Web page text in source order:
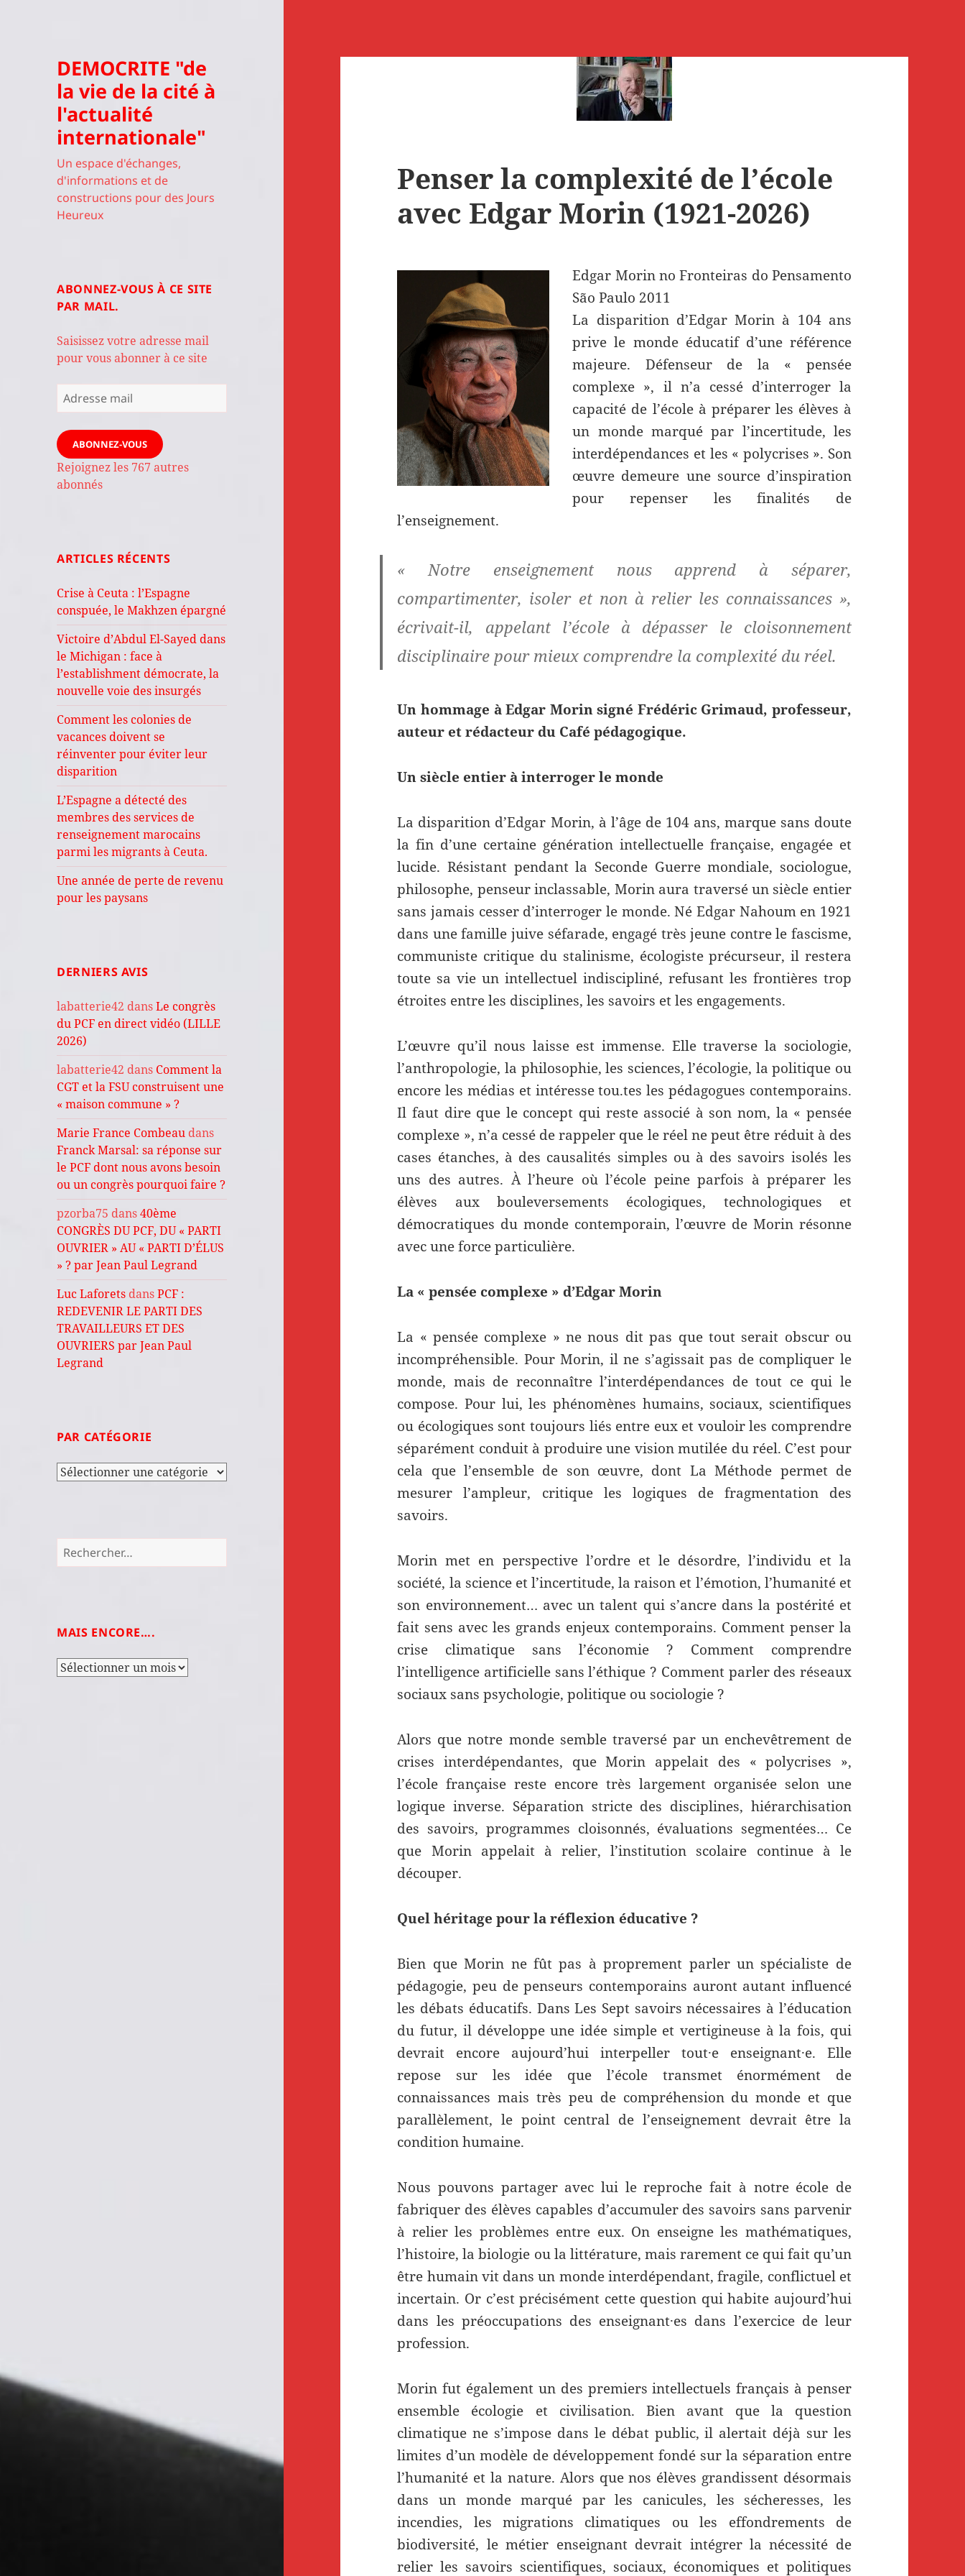
DEMOCRITE "de
la vie de la cité à
l'actualité
internationale"
Un espace d'échanges,
d'informations et de
constructions pour des Jours
Heureux
ABONNEZ-VOUS À CE SITE
PAR MAIL.
Saisissez votre adresse mail
pour vous abonner à ce site
Adresse
mail
ABONNEZ-VOUS
Rejoignez les 767 autres
abonnés
ARTICLES RÉCENTS
Crise à Ceuta : l’Espagne
conspuée, le Makhzen épargné
Victoire d’Abdul El-Sayed dans
le Michigan : face à
l’establishment démocrate, la
nouvelle voie des insurgés
Comment les colonies de
vacances doivent se
réinventer pour éviter leur
disparition
L’Espagne a détecté des
membres des services de
renseignement marocains
parmi les migrants à Ceuta.
Une année de perte de revenu
pour les paysans
DERNIERS AVIS
labatterie42 dansLe congrès
du PCF en direct vidéo (LILLE
2026)
labatterie42 dans Comment la
CGT et la FSU construisent une
« maison commune » ?
Marie France Combeau dans
Franck Marsal: sa réponse sur
le PCF dont nous avons besoin
ou un congrès pourquoi faire ?
pzorba75 dans40ème
CONGRÈS DU PCF, DU « PARTI
OUVRIER » AU « PARTI D’ÉLUS
» ? par Jean Paul Legrand
Luc Laforets dansPCF :
REDEVENIR LE PARTI DES
TRAVAILLEURS ET DES
OUVRIERS par Jean Paul
Legrand
PAR CATÉGORIE
Par
Rechercher :
MAIS ENCORE….
Mais
Penser la complexité de l’école
avec Edgar Morin (1921-2026)
Edgar Morin no Fronteiras do Pensamento
São Paulo 2011
La disparition d’Edgar Morin à 104 ans
prive le monde éducatif d’une référence
majeure. Défenseur de la « pensée
complexe », il n’a cessé d’interroger la
capacité de l’école à préparer les élèves à
un monde marqué par l’incertitude, les
interdépendances et les « polycrises ». Son
œuvre demeure une source d’inspiration
pour repenser les finalités de
l’enseignement.
« Notre enseignement nous apprend à séparer,
compartimenter, isoler et non à relier les connaissances »,
écrivait-il, appelant l’école à dépasser le cloisonnement
disciplinaire pour mieux comprendre la complexité du réel.
Un hommage à Edgar Morin signé Frédéric Grimaud, professeur,
auteur et rédacteur du Café pédagogique.
Un siècle entier à interroger le monde
La disparition d’Edgar Morin, à l’âge de 104 ans, marque sans doute
la fin d’une certaine génération intellectuelle française, engagée et
lucide. Résistant pendant la Seconde Guerre mondiale, sociologue,
philosophe, penseur inclassable, Morin aura traversé un siècle entier
sans jamais cesser d’interroger le monde.Né Edgar Nahoum en 1921
dans une famille juive séfarade, engagé très jeune contre le fascisme,
communiste critique du stalinisme, écologiste précurseur, il restera
toute sa vie un intellectuel indiscipliné, refusant les frontières trop
étroites entre les disciplines, les savoirs et les engagements.
L’œuvre qu’il nous laisse est immense. Elle traverse la sociologie,
l’anthropologie, la philosophie, les sciences, l’écologie, la politique ou
encore les médias et intéresse tou.tes les pédagogues contemporains.
Il faut dire que le concept qui reste associé à son nom, la « pensée
complexe », n’a cessé de rappeler que le réel ne peut être réduit à des
cases étanches, à des causalités simples ou à des savoirs isolés les
uns des autres. À l’heure où l’école peine parfois à préparer les
élèves aux bouleversements écologiques, technologiques et
démocratiques du monde contemporain, l’œuvre de Morin résonne
avec une force particulière.
La « pensée complexe » d’Edgar Morin
La « pensée complexe » ne nous dit pas que tout serait obscur ou
incompréhensible. Pour Morin, il ne s’agissait pas de compliquer le
monde, mais de reconnaître l’interdépendances de tout ce qui le
compose. Pour lui, les phénomènes humains, sociaux, scientifiques
ou écologiques sont toujours liés entre eux et vouloir les comprendre
séparément conduit à produire une vision mutilée du réel. C’est pour
cela que l’ensemble de son œuvre, dont La Méthode permet de
mesurer l’ampleur, critique les logiques de fragmentation des
savoirs.
Morin met en perspective l’ordre et le désordre, l’individu et la
société, la science et l’incertitude, la raison et l’émotion, l’humanité et
son environnement… avec un talent qui s’ancre dans la postérité et
fait sens avec les grands enjeux contemporains. Comment penser la
crise climatique sans l’économie ? Comment comprendre
l’intelligence artificielle sans l’éthique ? Comment parler des réseaux
sociaux sans psychologie, politique ou sociologie ?
Alors que notre monde semble traversé par un enchevêtrement de
crises interdépendantes, que Morin appelait des « polycrises »,
l’école française reste encore très largement organisée selon une
logique inverse. Séparation stricte des disciplines, hiérarchisation
des savoirs, programmes cloisonnés, évaluations segmentées… Ce
que Morin appelait à relier, l’institution scolaire continue à le
découper.
Quel héritage pour la réflexion éducative ?
Bien que Morin ne fût pas à proprement parler un spécialiste de
pédagogie, peu de penseurs contemporains auront autant influencé
les débats éducatifs. Dans Les Sept savoirs nécessaires à l’éducation
du futur, il développe une idée simple et vertigineuse à la fois, qui
devrait encore aujourd’hui interpeller tout·e enseignant·e. Elle
repose sur les idée que l’école transmet énormément de
connaissances mais très peu de compréhension du monde et que
parallèlement, le point central de l’enseignement devrait être la
condition humaine.
Nous pouvons partager avec lui le reproche fait à notre école de
fabriquer des élèves capables d’accumuler des savoirs sans parvenir
à relier les problèmes entre eux. On enseigne les mathématiques,
l’histoire, la biologie ou la littérature, mais rarement ce qui fait qu’un
être humain vit dans un monde interdépendant, fragile, conflictuel et
incertain. Or c’est précisément cette question qui habite aujourd’hui
dans les préoccupations des enseignant·es dans l’exercice de leur
profession.
Morin fut également un des premiers intellectuels français à penser
ensemble écologie et civilisation. Bien avant que la question
climatique ne s’impose dans le débat public, il alertait déjà sur les
limites d’un modèle de développement fondé sur la séparation entre
l’humanité et la nature. Alors que nos élèves grandissent désormais
dans un monde marqué par les canicules, les sécheresses, les
incendies, les migrations climatiques ou les effondrements de
biodiversité, le métier enseignant devrait intégrer la nécessité de
relier les savoirs scientifiques, sociaux, économiques et politiques